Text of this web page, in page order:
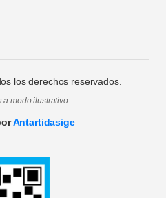
los derechos reservados.
a modo ilustrativo.
Antartidasige